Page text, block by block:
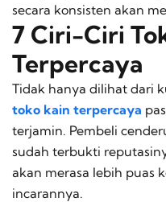
secara konsisten akan
7 Ciri-Ciri
Terpercaya
Tidak hanya dilihat dari
toko kain terpercaya
terjamin. Pembeli
sudah terbukti
akan merasa lebih puas
incarannya.